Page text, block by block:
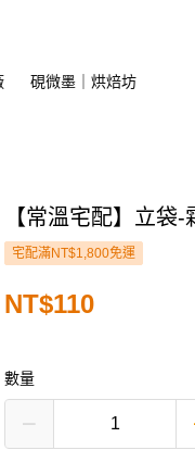
硯微墨｜烘焙坊
【常溫宅配】立袋
宅配滿NT$1,800免運
NT$110
數量